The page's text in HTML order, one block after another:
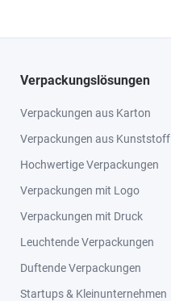
Verpackungslösungen
Verpackungen aus Karton
Verpackungen aus Kunststoff
Hochwertige Verpackungen
Verpackungen mit Logo
Verpackungen mit Druck
Leuchtende Verpackungen
Duftende Verpackungen
Startups & Kleinunternehmen